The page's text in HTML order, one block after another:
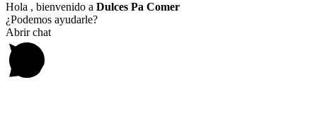
Hola , bienvenido a Dulces Pa Comer
¿Podemos ayudarle?
Abrir chat